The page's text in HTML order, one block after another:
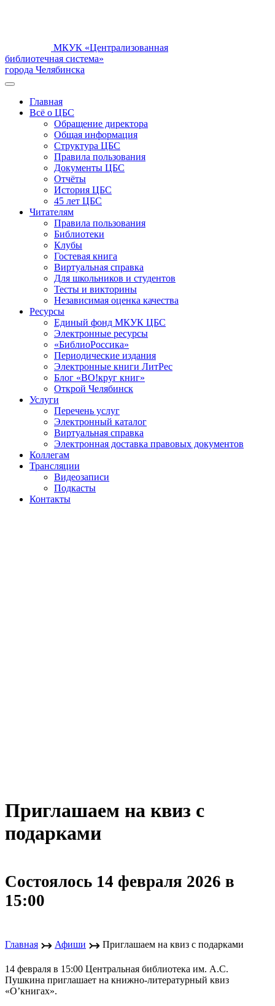
МКУК «Централизованная
библиотечная система»
города Челябинска
Главная
Всё о ЦБС
Обращение директора
Общая информация
Структура ЦБС
Правила пользования
Документы ЦБС
Отчёты
История ЦБС
45 лет ЦБС
Читателям
Правила пользования
Библиотеки
Клубы
Гостевая книга
Виртуальная справка
Для школьников и студентов
Тесты и викторины
Независимая оценка качества
Ресурсы
Единый фонд МКУК ЦБС
Электронные ресурсы
«БиблиоРоссика»
Периодические издания
Электронные книги ЛитРес
Блог «ВО!круг книг»
Открой Челябинск
Услуги
Перечень услуг
Электронный каталог
Виртуальная справка
Электронная доставка правовых документов
Коллегам
Трансляции
Видеозаписи
Подкасты
Контакты
Приглашаем на квиз с
подарками
Состоялось 14 февраля 2026 в
15:00
Главная ↣ Афиши ↣ Приглашаем на квиз с подарками
14 февраля в 15:00 Центральная библиотека им. А.С.
Пушкина приглашает на книжно-литературный квиз
«О’книгах».